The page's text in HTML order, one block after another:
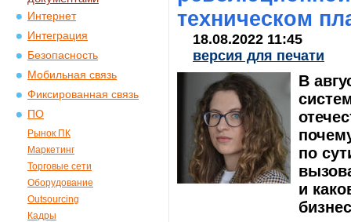
Интернет
Интеграция
Безопасность
Мобильная связь
Фиксированная связь
ПО
Рынок ПК
Маркетинг
Торговые сети
Оборудование
Outsourcing
Кадры
техническом
18.08.2022 11:45
версия для печати
В
по
и